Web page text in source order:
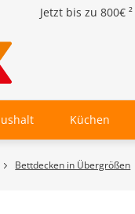
Jetzt bis zu 800€ ²
Küchen
Bettdecken in Übergrößen